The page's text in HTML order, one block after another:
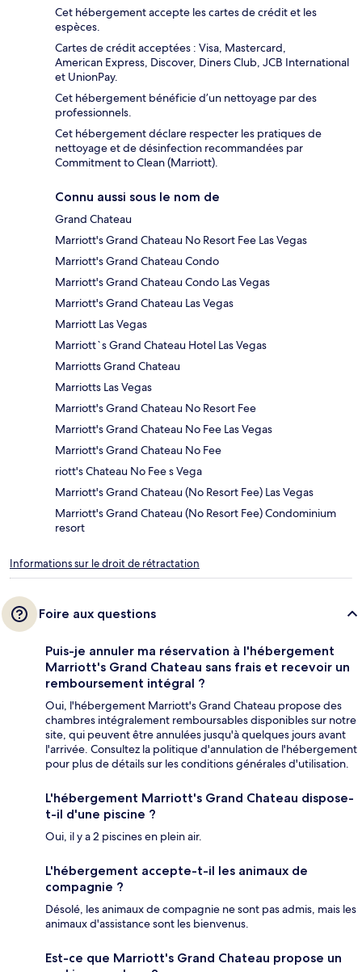
Cet hébergement accepte les cartes de crédit et les
espèces.
Cartes de crédit acceptées : Visa, Mastercard,
American Express, Discover, Diners Club, JCB International
et UnionPay.
Cet hébergement bénéficie d’un nettoyage par des
professionnels.
Cet hébergement déclare respecter les pratiques de
nettoyage et de désinfection recommandées par
Commitment to Clean (Marriott).
Connu aussi sous le nom de
Grand Chateau
Marriott's Grand Chateau No Resort Fee Las Vegas
Marriott's Grand Chateau Condo
Marriott's Grand Chateau Condo Las Vegas
Marriott's Grand Chateau Las Vegas
Marriott Las Vegas
Marriott`s Grand Chateau Hotel Las Vegas
Marriotts Grand Chateau
Marriotts Las Vegas
Marriott's Grand Chateau No Resort Fee
Marriott's Grand Chateau No Fee Las Vegas
Marriott's Grand Chateau No Fee
riott's Chateau No Fee s Vega
Marriott's Grand Chateau (No Resort Fee) Las Vegas
Marriott's Grand Chateau (No Resort Fee) Condominium
resort
Informations sur le droit de rétractation
Foire aux questions
Puis-je annuler ma réservation à l'hébergement
Marriott's Grand Chateau sans frais et recevoir un
remboursement intégral ?
Oui, l'hébergement Marriott's Grand Chateau propose des
chambres intégralement remboursables disponibles sur notre
site, qui peuvent être annulées jusqu'à quelques jours avant
l'arrivée. Consultez la politique d'annulation de l'hébergement
pour plus de détails sur les conditions générales d'utilisation.
L'hébergement Marriott's Grand Chateau dispose-
t-il d'une piscine ?
Oui, il y a 2 piscines en plein air.
L'hébergement accepte-t-il les animaux de
compagnie ?
Désolé, les animaux de compagnie ne sont pas admis, mais les
animaux d'assistance sont les bienvenus.
Est-ce que Marriott's Grand Chateau propose un